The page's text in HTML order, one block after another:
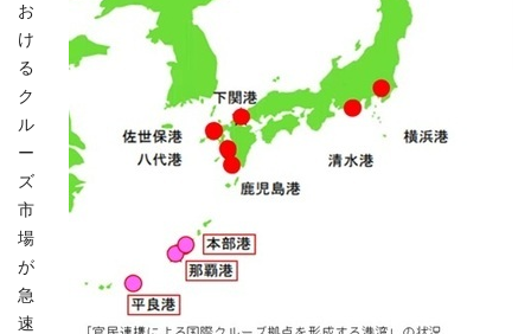
お
け
る
ク
ル
ー
ズ
市
場
が
急
速